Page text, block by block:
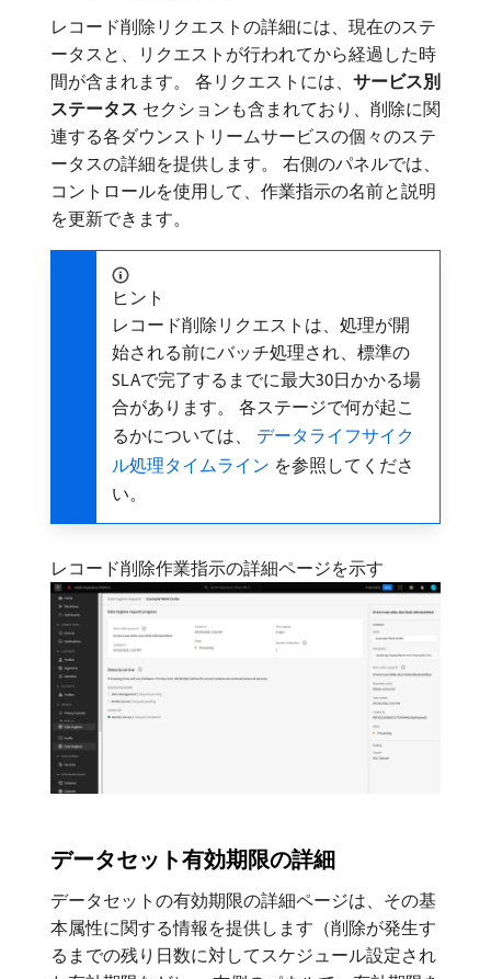
レコード削除リクエストの詳細には、現在のステ
ータスと、リクエストが行われてから経過した時
間が含まれます。 各リクエストには、 サービス別
ステータス セクションも含まれており、削除に関
連する各ダウンストリームサービスの個々のステ
ータスの詳細を提供します。 右側のパネルでは、
コントロールを使用して、作業指示の名前と説明
を更新できます。
ヒント
レコード削除リクエストは、処理が開
始される前にバッチ処理され、標準の
SLAで完了するまでに最大30日かかる場
合があります。 各ステージで何が起こ
るかについては、
​ データライフサイク
ル処理タイムライン ​ を参照してくださ
い。
レコード削除作業指示の詳細ページを示す
データセット有効期限の詳細
データセットの有効期限の詳細ページは、その基
本属性に関する情報を提供します（削除が発生す
るまでの残り日数に対してスケジュール設定され